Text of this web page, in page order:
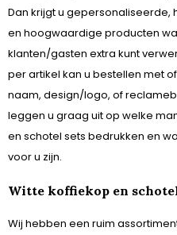
Dan krijgt u gepersonaliseerde,
en hoogwaardige producten
klanten/gasten extra kunt
per artikel kan u bestellen met
naam, design/logo, of
leggen u graag uit op welke
en schotel sets bedrukken en
voor u zijn.
Witte koffiekop en
Wij hebben een ruim
0
10
100
Meer opties
Materiaal
Emaille
Glas
Meer opties